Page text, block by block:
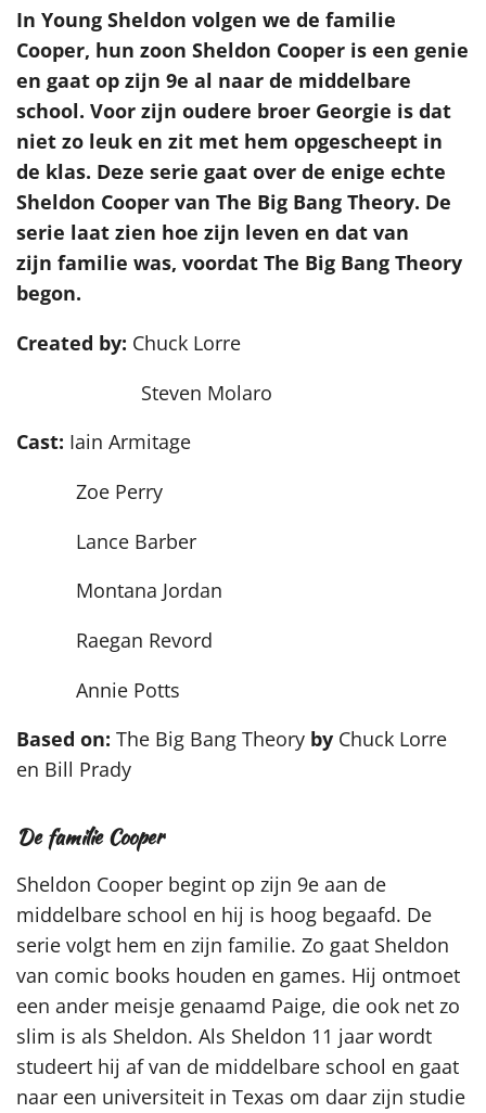
In Young Sheldon volgen we de familie
Cooper, hun zoon Sheldon Cooper is een genie
en gaat op zijn 9e al naar de middelbare
school. Voor zijn oudere broer Georgie is dat
niet zo leuk en zit met hem opgescheept in
de klas. Deze serie gaat over de enige echte
Sheldon Cooper van The Big Bang Theory. De
serie laat zien hoe zijn leven en dat van
zijn familie was, voordat The Big Bang Theory
begon.
Created by: Chuck Lorre
Steven Molaro
Cast: Iain Armitage
Zoe Perry
Lance Barber
Montana Jordan
Raegan Revord
Annie Potts
Based on: The Big Bang Theory by Chuck Lorre
en Bill Prady
De familie Cooper
Sheldon Cooper begint op zijn 9e aan de
middelbare school en hij is hoog begaafd. De
serie volgt hem en zijn familie. Zo gaat Sheldon
van comic books houden en games. Hij ontmoet
een ander meisje genaamd Paige, die ook net zo
slim is als Sheldon. Als Sheldon 11 jaar wordt
studeert hij af van de middelbare school en gaat
naar een universiteit in Texas om daar zijn studie